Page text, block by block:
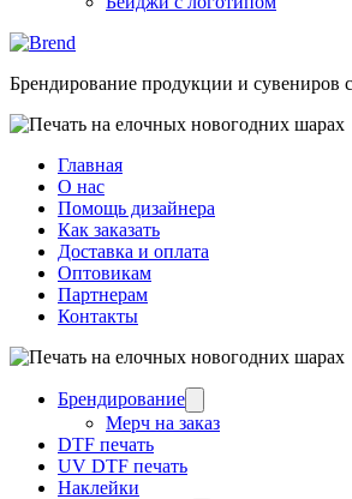
Брендирование продукции и сувениров
Главная
О нас
Помощь дизайнера
Как заказать
Доставка и оплата
Оптовикам
Партнерам
Контакты
Брендирование
Мерч на заказ
DTF печать
UV DTF печать
Наклейки